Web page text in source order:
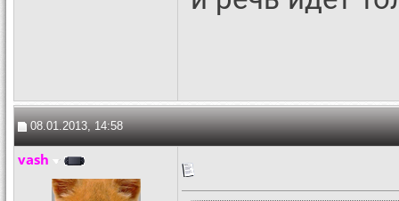
08.01.2013, 14:58
vash